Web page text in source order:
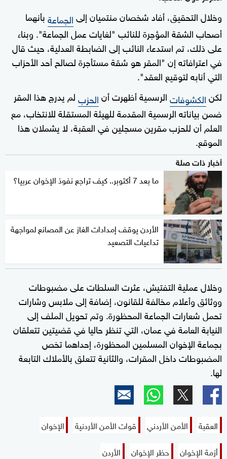
وخلال التحقيق، أفاد شخصان منتميان إلىالجماعةبأنهما
أصحاب الشقة المؤجرة للنائب "لغايات عمل الجماعة". وبناء
على ذلك، تم استدعاء النائب إلى الضابطة العدلية، حيث قال
في اعترافاته إن "المقر هو شقة مستأجرة لصالح أحد الأحزاب
التي أنابه لتوقيع العقد".
لكنالكشوفاتالرسمية أظهرت أنالحزبلم يدرج هذا المقر
ضمن بياناته الرسمية المقدمة للهيئة المستقلة للانتخاب، مع
العلم أن للحزب مقرين مسجلين في العقبة، لا يشملان هذا
الموقع.
أخبار ذات صلة
ما بعد 7 أكتوبر.. كيف تراجع نفوذ الإخوان عربيا؟
الأردن يوقف إمدادات الغاز عن المصانع لمواجهة
تداعيات التصعيد
وخلال عملية التفتيش، عثرت السلطات على مضبوطات
ووثائق وأعلام مخالفة للقانون، إضافة إلى ملابس وشارات
تحمل شعارات الجماعة المحظورة. وتم تحويل الملف إلى
النيابة العامة في عمان، التي تنظر حاليا في قضيتين تتعلقان
بجماعة الإخوان المسلمين المحظورة، إحداهما تخص
المضبوطات داخل المقرات، والثانية تتعلق بالأملاك التابعة
لها.
العقبة الأمن الأردني قوات الأمن الأردنية
الإخوان
أزمة الإخوان
حظر الإخوان الأردن